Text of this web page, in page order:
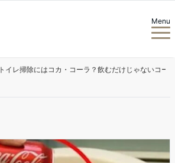
Menu
トイレ掃除にはコカ・コーラ？飲むだけじゃないコー